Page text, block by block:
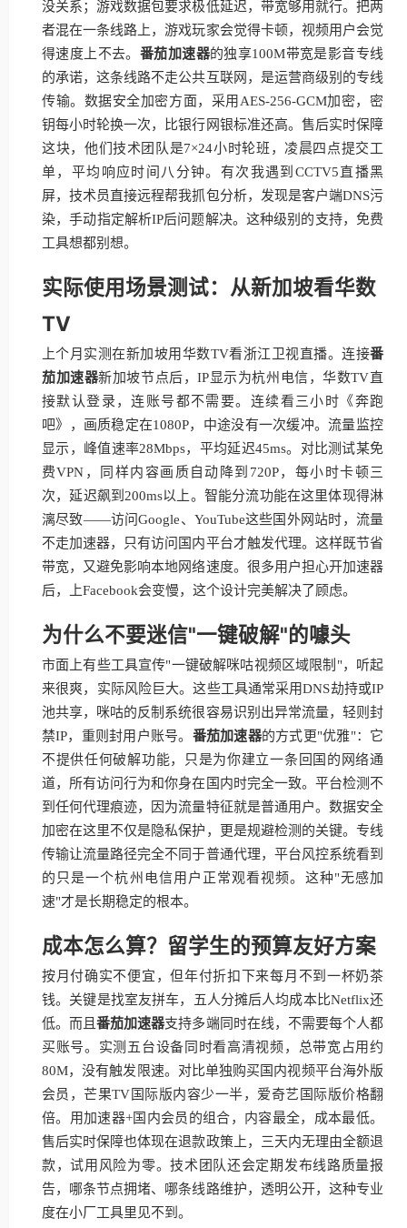
没关系；游戏数据包要求极低延迟，带宽够用就行。把两
者混在一条线路上，游戏玩家会觉得卡顿，视频用户会觉
得速度上不去。 番茄加速器的独享100M带宽是影音专线
的承诺，这条线路不走公共互联网，是运营商级别的专线
传输。数据安全加密方面，采用AES-256-GCM加密，密
钥每小时轮换一次，比银行网银标准还高。售后实时保障
这块，他们技术团队是7×24小时轮班，凌晨四点提交工
单，平均响应时间八分钟。有次我遇到CCTV5直播黑
屏，技术员直接远程帮我抓包分析，发现是客户端DNS污
染，手动指定解析IP后问题解决。这种级别的支持，免费
工具想都别想。
实际使用场景测试：从新加坡看华数
TV
上个月实测在新加坡用华数TV看浙江卫视直播。连接番
茄加速器新加坡节点后，IP显示为杭州电信，华数TV直
接默认登录，连账号都不需要。连续看三小时《奔跑
吧》，画质稳定在1080P，中途没有一次缓冲。流量监控
显示，峰值速率28Mbps，平均延迟45ms。对比测试某免
费VPN，同样内容画质自动降到720P，每小时卡顿三
次，延迟飙到200ms以上。智能分流功能在这里体现得淋
漓尽致——访问Google、YouTube这些国外网站时，流量
不走加速器，只有访问国内平台才触发代理。这样既节省
带宽，又避免影响本地网络速度。很多用户担心开加速器
后，上Facebook会变慢，这个设计完美解决了顾虑。
为什么不要迷信"一键破解"的噱头
市面上有些工具宣传"一键破解咪咕视频区域限制"，听起
来很爽，实际风险巨大。这些工具通常采用DNS劫持或IP
池共享，咪咕的反制系统很容易识别出异常流量，轻则封
禁IP，重则封用户账号。 番茄加速器的方式更"优雅"：它
不提供任何破解功能，只是为你建立一条回国的网络通
道，所有访问行为和你身在国内时完全一致。平台检测不
到任何代理痕迹，因为流量特征就是普通用户。数据安全
加密在这里不仅是隐私保护，更是规避检测的关键。专线
传输让流量路径完全不同于普通代理，平台风控系统看到
的只是一个杭州电信用户正常观看视频。这种"无感加
速"才是长期稳定的根本。
成本怎么算？留学生的预算友好方案
按月付确实不便宜，但年付折扣下来每月不到一杯奶茶
钱。关键是找室友拼车，五人分摊后人均成本比Netflix还
低。而且番茄加速器支持多端同时在线，不需要每个人都
买账号。实测五台设备同时看高清视频，总带宽占用约
80M，没有触发限速。对比单独购买国内视频平台海外版
会员，芒果TV国际版内容少一半，爱奇艺国际版价格翻
倍。用加速器+国内会员的组合，内容最全，成本最低。
售后实时保障也体现在退款政策上，三天内无理由全额退
款，试用风险为零。技术团队还会定期发布线路质量报
告，哪条节点拥堵、哪条线路维护，透明公开，这种专业
度在小厂工具里见不到。